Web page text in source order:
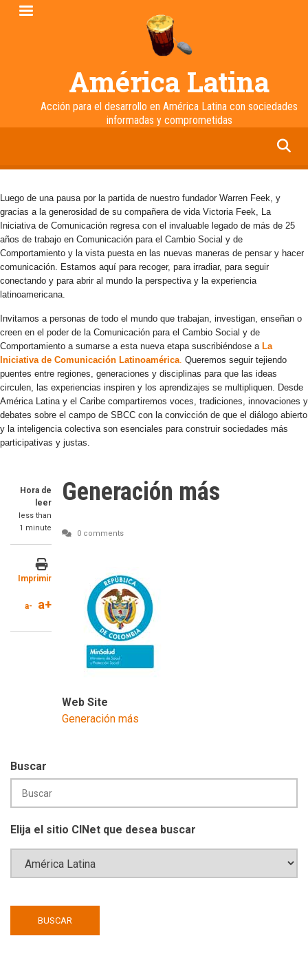
Pasar
América Latina
Acción para el desarrollo en América Latina con sociedades
informadas y comprometidas
Luego de una pausa por la partida de nuestro fundador Warren Feek, y
gracias a la generosidad de su compañera de vida Victoria Feek, La
Iniciativa de Comunicación regresa con el invaluable legado de más de 25
años de trabajo en Comunicación para el Cambio Social y de
Comportamiento y la vista puesta en las nuevas maneras de pensar y hacer
comunicación. Estamos aquí para recoger, para irradiar, para seguir
conectando y para abrir al mundo la perspectiva y la experiencia
latinoamericana.
Invitamos a personas de todo el mundo que trabajan, investigan, enseñan o
creen en el poder de la Comunicación para el Cambio Social y de
Comportamiento a sumarse a esta nueva etapa suscribiéndose a La
Iniciativa de Comunicación Latinoamérica. Queremos seguir tejiendo
puentes entre regiones, generaciones y disciplinas para que las ideas
circulen, las experiencias inspiren y los aprendizajes se multipliquen. Desde
América Latina y el Caribe compartiremos voces, tradiciones, innovaciones y
debates sobre el campo de SBCC con la convicción de que el diálogo abierto
y la inteligencia colectiva son esenciales para construir sociedades más
participativas y justas.
Hora de
leer
less than
1 minute
Imprimir
a- a+
Generación más
0 comments
Web Site
Generación más
Buscar
Elija el sitio CINet que desea buscar